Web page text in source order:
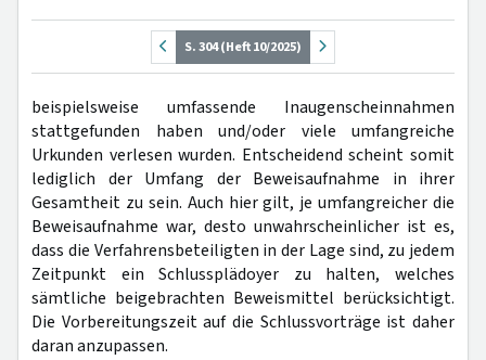
S. 304 (Heft 10/2025)
beispielsweise umfassende Inaugenscheinnahmen
stattgefunden haben und/oder viele umfangreiche
Urkunden verlesen wurden. Entscheidend scheint somit
lediglich der Umfang der Beweisaufnahme in ihrer
Gesamtheit zu sein. Auch hier gilt, je umfangreicher die
Beweisaufnahme war, desto unwahrscheinlicher ist es,
dass die Verfahrensbeteiligten in der Lage sind, zu jedem
Zeitpunkt ein Schlussplädoyer zu halten, welches
sämtliche beigebrachten Beweismittel berücksichtigt.
Die Vorbereitungszeit auf die Schlussvorträge ist daher
daran anzupassen.